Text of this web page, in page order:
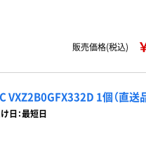
販売価格(税込)
VXZ2B0GFX332D 1個（直送
日：最短日